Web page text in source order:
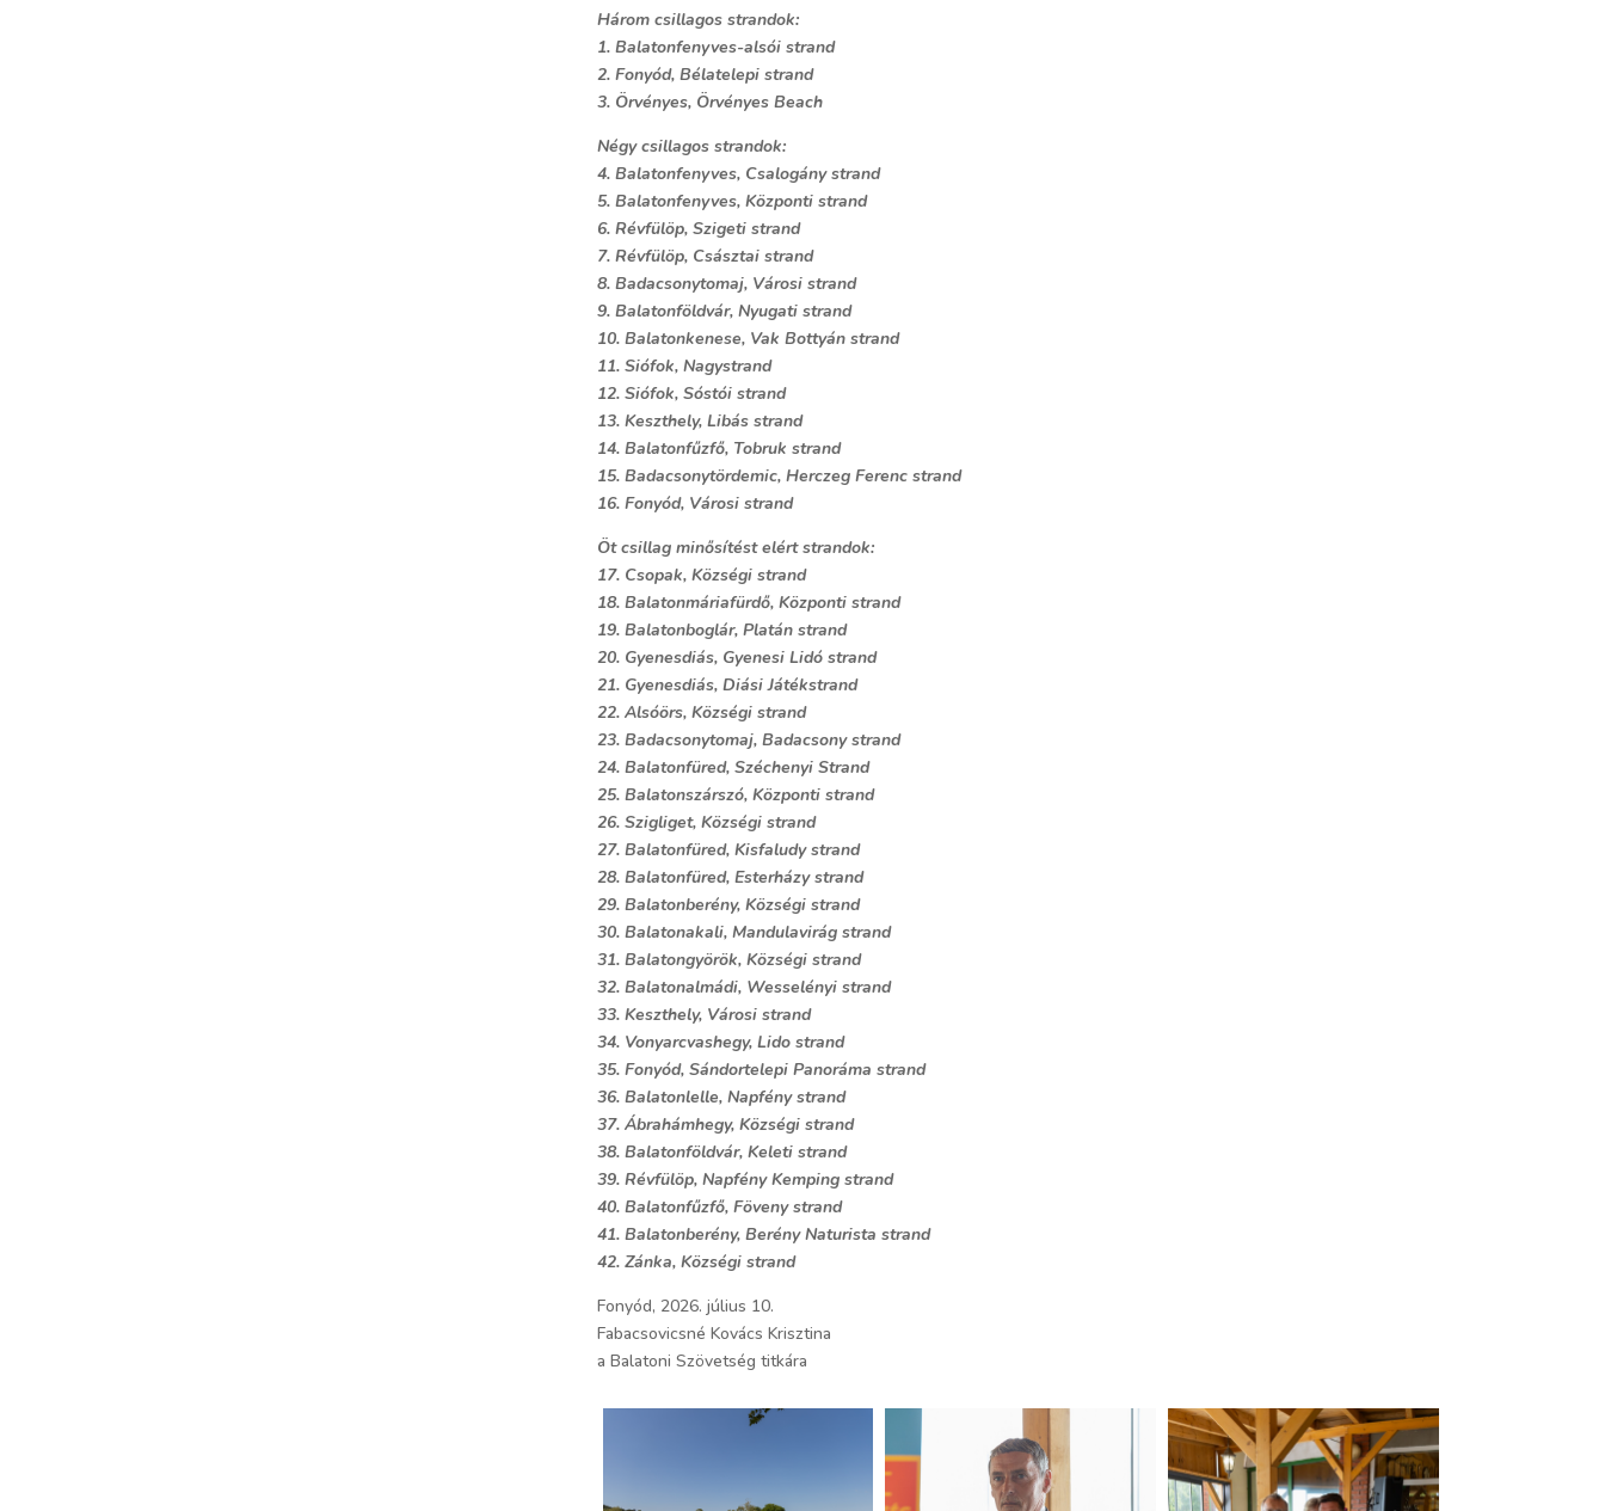
Három csillagos strandok:
1. Balatonfenyves-alsói strand
2. Fonyód, Bélatelepi strand
3. Örvényes, Örvényes Beach
Négy csillagos strandok:
4. Balatonfenyves, Csalogány strand
5. Balatonfenyves, Központi strand
6. Révfülöp, Szigeti strand
7. Révfülöp, Császtai strand
8. Badacsonytomaj, Városi strand
9. Balatonföldvár, Nyugati strand
10. Balatonkenese, Vak Bottyán strand
11. Siófok, Nagystrand
12. Siófok, Sóstói strand
13. Keszthely, Libás strand
14. Balatonfűzfő, Tobruk strand
15. Badacsonytördemic, Herczeg Ferenc strand
16. Fonyód, Városi strand
Öt csillag minősítést elért strandok:
17. Csopak, Községi strand
18. Balatonmáriafürdő, Központi strand
19. Balatonboglár, Platán strand
20. Gyenesdiás, Gyenesi Lidó strand
21. Gyenesdiás, Diási Játékstrand
22. Alsóörs, Községi strand
23. Badacsonytomaj, Badacsony strand
24. Balatonfüred, Széchenyi Strand
25. Balatonszárszó, Központi strand
26. Szigliget, Községi strand
27. Balatonfüred, Kisfaludy strand
28. Balatonfüred, Esterházy strand
29. Balatonberény, Községi strand
30. Balatonakali, Mandulavirág strand
31. Balatongyörök, Községi strand
32. Balatonalmádi, Wesselényi strand
33. Keszthely, Városi strand
34. Vonyarcvashegy, Lido strand
35. Fonyód, Sándortelepi Panoráma strand
36. Balatonlelle, Napfény strand
37. Ábrahámhegy, Községi strand
38. Balatonföldvár, Keleti strand
39. Révfülöp, Napfény Kemping strand
40. Balatonfűzfő, Föveny strand
41. Balatonberény, Berény Naturista strand
42. Zánka, Községi strand
Fonyód, 2026. július 10.
Fabacsovicsné Kovács Krisztina
a Balatoni Szövetség titkára